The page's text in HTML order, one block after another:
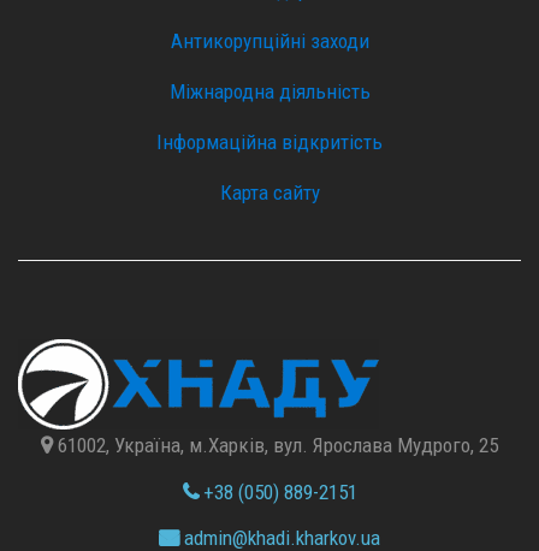
Антикорупційні заходи
Міжнародна діяльність
Інформаційна відкритість
Карта сайту
61002, Україна, м.Харків, вул. Ярослава Мудрого, 25
+38 (050) 889-2151
admin@khadi.kharkov.ua